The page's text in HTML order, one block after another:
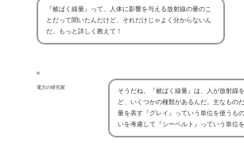
『被ばく線量』って、人体に影響を与える放射線の量のこ
とだって聞いたんだけど、それだけじゃよく分からないん
だ。もっと詳しく教えて！
電力の研究家
そうだね。『被ばく線量』は、人が放射線
ど、いくつかの種類があるんだ。主なもの
量を表す『グレイ』っていう単位を使うも
いを考慮して『シーベルト』っていう単位